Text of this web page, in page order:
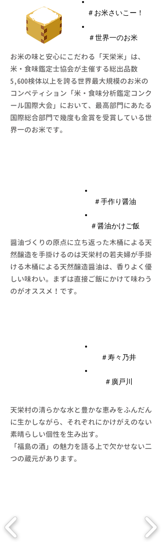
​＃お米さいこー！
​＃世界一のお米
お米の味と安心にこだわる「天栄米」は、
米・食味鑑定士協会が主催する総出品数
5,600検体以上を誇る世界最大規模のお米の
コンペティション「米・食味分析鑑定コンク
ール国際大会」において、最高部門にあたる
国際総合部門で幾度も金賞を受賞している世
界一のお米です。
​＃手作り醤油
​＃醤油かけご飯
醤油づくりの原点に立ち返った木桶による天
然醸造を手掛けるのは天栄村の若夫婦が手掛
ける木桶による天然醸造醤油は、香りよく優
しい味わい。まずは直接ご飯にかけて味わう
のがオススメ！です。
​＃寿々乃井
​＃廣戸川
天栄村の清らかな水と豊かな恵みをふんだん
に生かしながら、それぞれにかけがえのない
素晴らしい個性を生み出す。
「福島の酒」の魅力を語る上で欠かせない二
つの蔵元があります。